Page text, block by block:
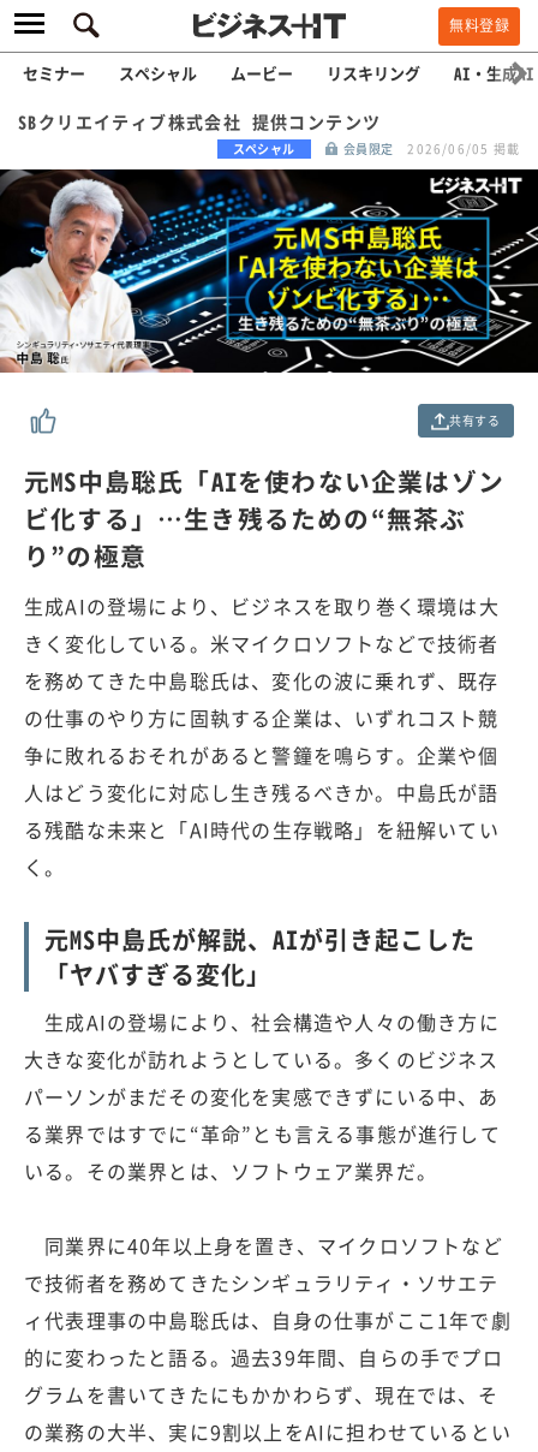
無料登録
セミナー スペシャル ムービー リスキリング AI・生成AI
SBクリエイティブ株式会社 提供コンテンツ
スペシャル 会員限定 2026/06/05 掲載
共有する
元MS中島聡氏「AIを使わない企業はゾン
ビ化する」…生き残るための“無茶ぶ
り”の極意
生成AIの登場により、ビジネスを取り巻く環境は大
きく変化している。米マイクロソフトなどで技術者
を務めてきた中島聡氏は、変化の波に乗れず、既存
の仕事のやり方に固執する企業は、いずれコスト競
争に敗れるおそれがあると警鐘を鳴らす。企業や個
人はどう変化に対応し生き残るべきか。中島氏が語
る残酷な未来と「AI時代の生存戦略」を紐解いてい
く。
元MS中島氏が解説、AIが引き起こした
「ヤバすぎる変化」
生成AIの登場により、社会構造や人々の働き方に
大きな変化が訪れようとしている。多くのビジネス
パーソンがまだその変化を実感できずにいる中、あ
る業界ではすでに“革命”とも言える事態が進行して
いる。その業界とは、ソフトウェア業界だ。
同業界に40年以上身を置き、マイクロソフトなど
で技術者を務めてきたシンギュラリティ・ソサエテ
ィ代表理事の中島聡氏は、自身の仕事がここ1年で劇
的に変わったと語る。過去39年間、自らの手でプロ
グラムを書いてきたにもかかわらず、現在では、そ
の業務の大半、実に9割以上をAIに担わせているとい